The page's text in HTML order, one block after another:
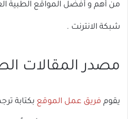
من أهم و أفضل المواقع الطبية
شبكة الانترنت .
مصدر المقالات
يقوم فريق عمل الموقع بكتابة